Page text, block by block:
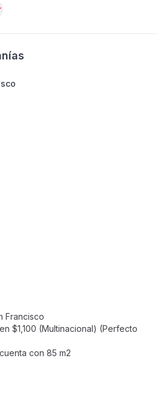
Francisco
$1,100 (Multinacional) (Perfecto
con 85 m2